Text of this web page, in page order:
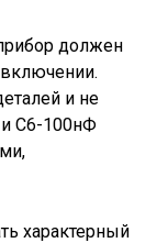
должен
и не
и С6-100нФ
характерный